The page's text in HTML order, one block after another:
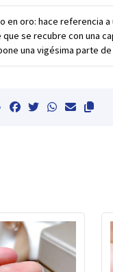
en oro: hace referencia
se recubre con una
una vigésima parte